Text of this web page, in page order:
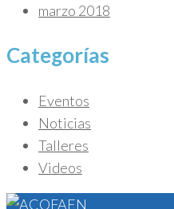
marzo 2018
Categorías
Eventos
Noticias
Talleres
Videos